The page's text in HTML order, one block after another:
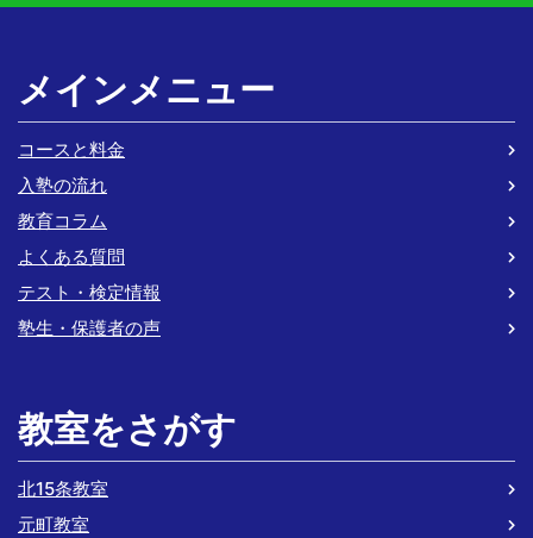
メインメニュー
コースと料金
入塾の流れ
教育コラム
よくある質問
テスト・検定情報
塾生・保護者の声
教室をさがす
北15条教室
元町教室